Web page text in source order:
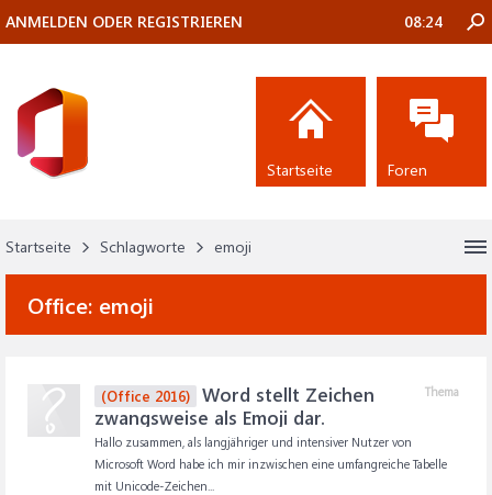
Startseite Schlagworte emoji
Office: emoji
Thema
(Office 2016)
Word stellt Zeichen
zwangsweise als Emoji dar.
Hallo zusammen, als langjähriger und intensiver Nutzer von
Microsoft Word habe ich mir inzwischen eine umfangreiche Tabelle
mit Unicode-Zeichen...
ANMELDEN ODER REGISTRIEREN 08:24
Startseite Foren